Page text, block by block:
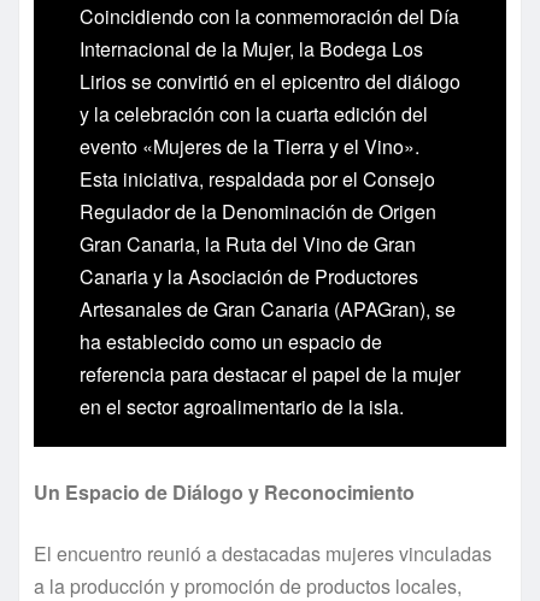
Coincidiendo con la conmemoración del Día
Internacional de la Mujer, la Bodega Los
Lirios se convirtió en el epicentro del diálogo
y la celebración con la cuarta edición del
evento «Mujeres de la Tierra y el Vino».
Esta iniciativa, respaldada por el Consejo
Regulador de la Denominación de Origen
Gran Canaria, la Ruta del Vino de Gran
Canaria y la Asociación de Productores
Artesanales de Gran Canaria (APAGran), se
ha establecido como un espacio de
referencia para destacar el papel de la mujer
en el sector agroalimentario de la isla.
Un Espacio de Diálogo y Reconocimiento
El encuentro reunió a destacadas mujeres vinculadas
a la producción y promoción de productos locales,